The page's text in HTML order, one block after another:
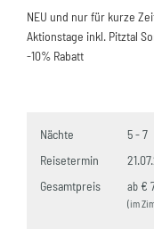
NEU und nur für kurze
Aktionstage inkl. Pitztal
-10% Rabatt
Nächte
5 - 7
Reisetermin
Gesamtpreis
ab €
(im